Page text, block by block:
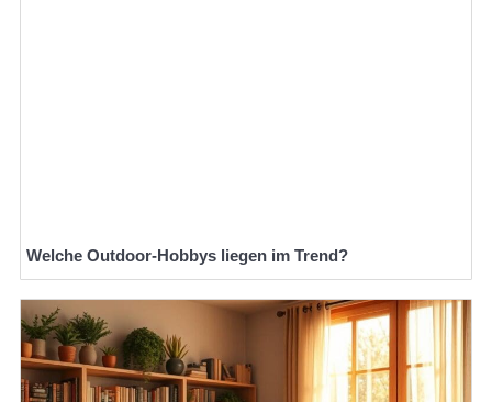
Welche Outdoor-Hobbys liegen im Trend?